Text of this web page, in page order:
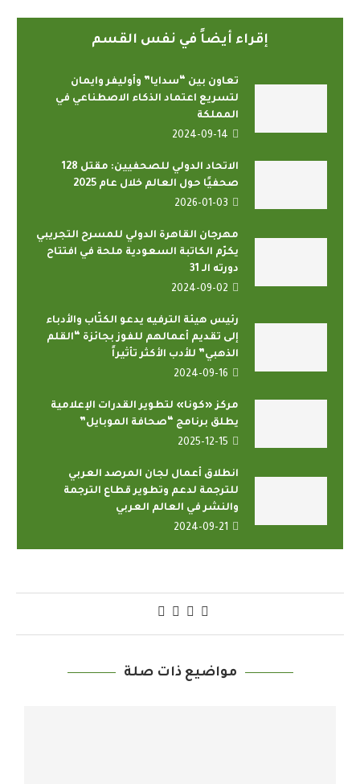
إقراء أيضاً في نفس القسم
تعاون بين “سدايا” وأوليفر وايمان
لتسريع اعتماد الذكاء الاصطناعي في
المملكة
2024-09-14
الاتحاد الدولي للصحفيين: مقتل 128
صحفيًا حول العالم خلال عام 2025
2026-01-03
مهرجان القاهرة الدولي للمسرح التجريبي
يكرّم الكاتبة السعودية ملحة في افتتاح
دورته الـ 31
2024-09-02
رئيس هيئة الترفيه يدعو الكتّاب والأدباء
إلى تقديم أعمالهم للفوز بجائزة “القلم
الذهبي” للأدب الأكثر تأثيراً
2024-09-16
مركز «كونا» لتطوير القدرات الإعلامية
يطلق برنامج “صحافة الموبايل”
2025-12-15
انطلاق أعمال لجان المرصد العربي
للترجمة لدعم وتطوير قطاع الترجمة
والنشر في العالم العربي
2024-09-21
مواضيع ذات صلة